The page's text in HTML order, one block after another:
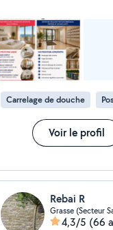
Carrelage de douche
Voir le profil
Rebai R
Grasse (Secteur
4,3/5 (66